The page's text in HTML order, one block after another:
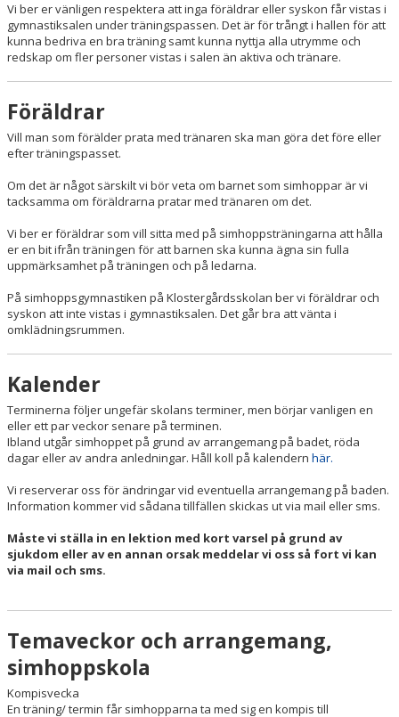
Vi ber er vänligen respektera att inga föräldrar eller syskon får vistas i
gymnastiksalen under träningspassen. Det är för trångt i hallen för att
kunna bedriva en bra träning samt kunna nyttja alla utrymme och
redskap om fler personer vistas i salen än aktiva och tränare.
Föräldrar
Vill man som förälder prata med tränaren ska man göra det före eller
efter träningspasset.
Om det är något särskilt vi bör veta om barnet som simhoppar är vi
tacksamma om föräldrarna pratar med tränaren om det.
Vi ber er föräldrar som vill sitta med på simhoppsträningarna att hålla
er en bit ifrån träningen för att barnen ska kunna ägna sin fulla
uppmärksamhet på träningen och på ledarna.
På simhoppsgymnastiken på Klostergårdsskolan ber vi föräldrar och
syskon att inte vistas i gymnastiksalen. Det går bra att vänta i
omklädningsrummen.
Kalender
Terminerna följer ungefär skolans terminer, men börjar vanligen en
eller ett par veckor senare på terminen.
Ibland utgår simhoppet på grund av arrangemang på badet, röda
dagar eller av andra anledningar. Håll koll på kalendern här.
Vi reserverar oss för ändringar vid eventuella arrangemang på baden.
Information kommer vid sådana tillfällen skickas ut via mail eller sms.
Måste vi ställa in en lektion med kort varsel på grund av
sjukdom eller av en annan orsak meddelar vi oss så fort vi kan
via mail och sms.
Temaveckor och arrangemang,
simhoppskola
Kompisvecka
En träning/ termin får simhopparna ta med sig en kompis till